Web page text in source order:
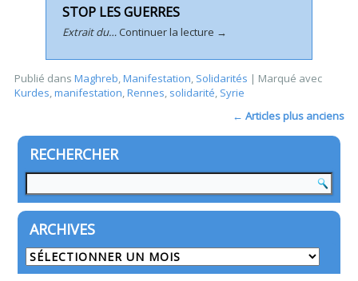
STOP LES GUERRES
Extrait du…Continuer la lecture →
Publié dans Maghreb,Manifestation, Solidarités | Marqué avec
Kurdes,manifestation,Rennes, solidarité, Syrie
← Articles plus anciens
RECHERCHER
ARCHIVES
Archives